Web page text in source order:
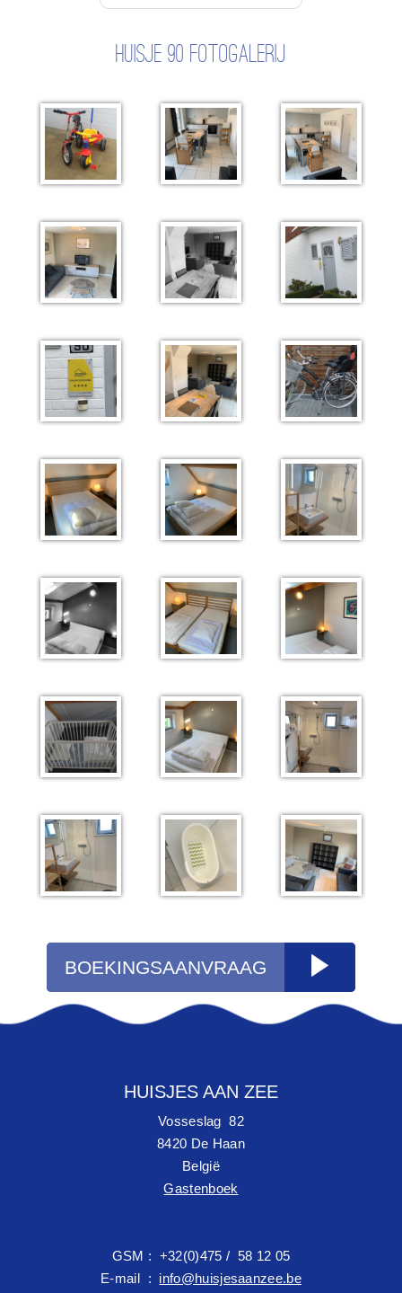
Huisje 90 fotogalerij
BOEKINGSAANVRAAG
HUISJES AAN ZEE
Vosseslag 82
8420 De Haan
België
Gastenboek
GSM : +32(0)475 / 58 12 05
E-mail : info@huisjesaanzee.be